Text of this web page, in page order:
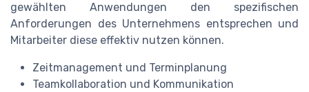
gewählten Anwendungen den spezifischen
Anforderungen des Unternehmens entsprechen und
Mitarbeiter diese effektiv nutzen können.
Zeitmanagement und Terminplanung
Teamkollaboration und Kommunikation